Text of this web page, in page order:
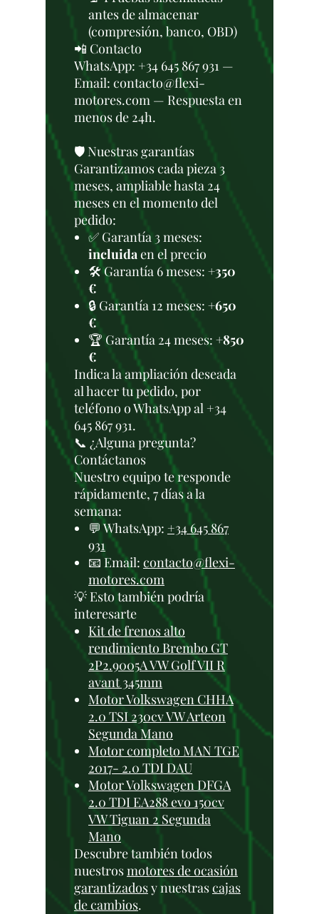
antes de almacenar
(compresión, banco, OBD)
📲 Contacto
WhatsApp: +34 645 867 931 —
Email: contacto@flexi-
motores.com — Respuesta en
menos de 24h.
🛡️ Nuestras garantías
Garantizamos cada pieza 3
meses, ampliable hasta 24
meses en el momento del
pedido:
✅ Garantía 3 meses:
incluidaen el precio
🛠️ Garantía 6 meses: +350
€
🔒 Garantía 12 meses: +650
€
🏆 Garantía 24 meses: +850
€
Indica la ampliación deseada
al hacer tu pedido, por
teléfono o WhatsApp al +34
645 867 931.
📞 ¿Alguna pregunta?
Contáctanos
Nuestro equipo te responde
rápidamente, 7 días a la
semana:
💬 WhatsApp: +34 645 867
931
📧 Email: contacto@flexi-
motores.com
💡 Esto también podría
interesarte
Kit de frenos alto
rendimiento Brembo GT
2P2.9005A VW Golf VII R
avant 345mm
Motor Volkswagen CHHA
2.0 TSI 230cv VW Arteon
Segunda Mano
Motor completo MAN TGE
2017- 2.0 TDI DAU
Motor Volkswagen DFGA
2.0 TDI EA288 evo 150cv
VW Tiguan 2 Segunda
Mano
Descubre también todos
nuestrosmotores de ocasión
garantizadosy nuestrascajas
de cambios.